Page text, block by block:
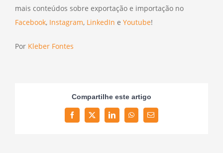
mais conteúdos sobre exportação e importação no
Facebook, Instagram, LinkedIn e Youtube!
Por Kleber Fontes
Compartilhe este artigo
FacebookTwitterLinkedInWhatsAppEmail